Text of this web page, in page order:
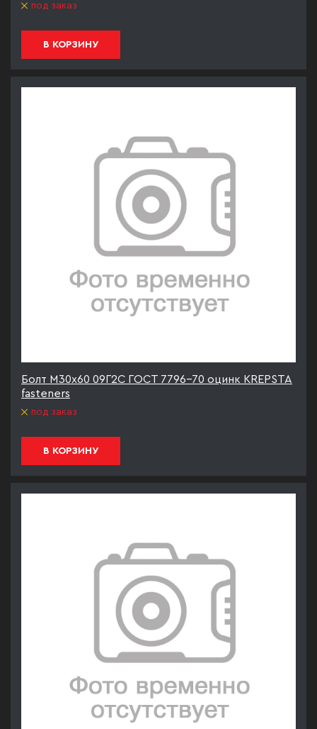
под заказ
В КОРЗИНУ
Болт М30х60 09Г2С ГОСТ 7796-70 оцинк KREPSTA
fasteners
под заказ
В КОРЗИНУ